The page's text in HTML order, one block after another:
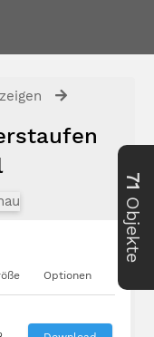
Optionen
71
Objekte